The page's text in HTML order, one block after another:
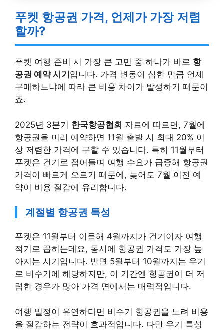
푸켓 항공권 가격, 언제가 가장 저렴
할까?
푸켓 여행 준비 시 가장 큰 고민 중 하나가 바로 항
공권 예약 시기 입니다. 가격 변동이 심한 만큼 언제
구매하느냐에 따라 큰 비용 차이가 발생하기 때문이
죠.
2025년 3분기 한국항공협회 자료에 따르면, 7월에
항공권을 미리 예약하면 11월 출발 시 최대 20% 이
상 저렴한 가격에 구할 수 있습니다. 특히 11월부터
푸켓은 건기로 접어들며 여행 수요가 급증해 항공권
가격이 빠르게 오르기 때문에, 늦어도 7월 이전 예
약이 비용 절감에 유리합니다.
계절별 항공권 특성
푸켓은 11월부터 이듬해 4월까지가 건기이자 여행
적기로 꼽히는데요, 동시에 항공권 가격도 가장 높
아지는 시기입니다. 반면 5월부터 10월까지는 우기
로 비수기에 해당하지만, 이 기간엔 항공권이 더 저
렴한 경우가 많아 가격 면에서는 매력적입니다.
여행 일정이 유연하다면 비수기 항공권을 노려 비용
을 절감하는 전략이 효과적입니다. 다만 우기 특성